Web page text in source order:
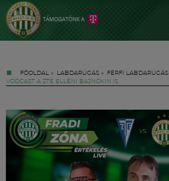
FŐOLDAL » LABDARÚGÁS » FÉRFI LABDARÚGÁS
VODCAST A ZTE ELLENI BAJNOKIN IS